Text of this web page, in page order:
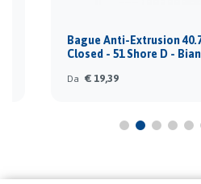
Bague Anti-Extrusion
Closed - 51 Shore D -
Da € 19,39